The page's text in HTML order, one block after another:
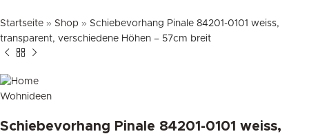
Startseite » Shop » Schiebevorhang Pinale 84201-0101 weiss,
transparent, verschiedene Höhen – 57cm breit
Schiebevorhang Pinale 84201-0101 weiss,